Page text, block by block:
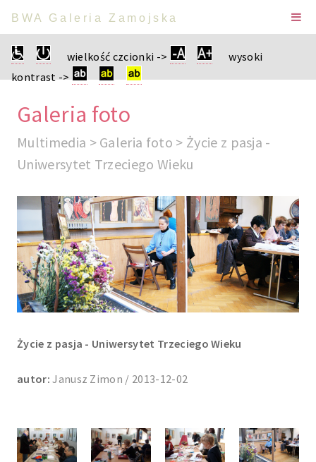
BWA Galeria Zamojska
wielkość czcionki ->
wysoki
kontrast ->
Galeria foto
Multimedia > Galeria foto > Życie z pasja -
Uniwersytet Trzeciego Wieku
Życie z pasja - Uniwersytet Trzeciego Wieku
autor: Janusz Zimon / 2013-12-02